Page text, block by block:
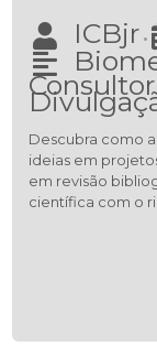
ICBjr •
Descubra como
ideias em
em revisão
científica com o